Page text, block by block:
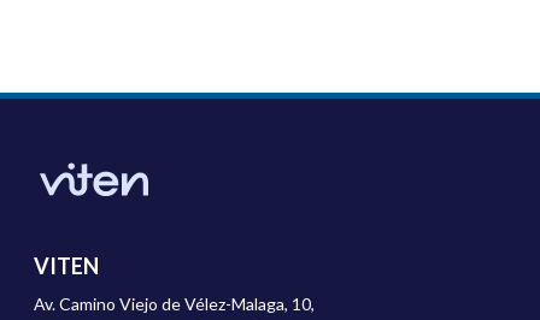
VITEN
Av. Camino Viejo de Vélez-Malaga, 10,